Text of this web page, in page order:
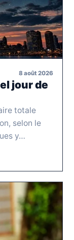
8 août 2026
jour de
totale
selon le
y…